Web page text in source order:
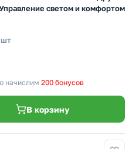
светом и комфортом
шт
начислим 200 бонусов
В корзину